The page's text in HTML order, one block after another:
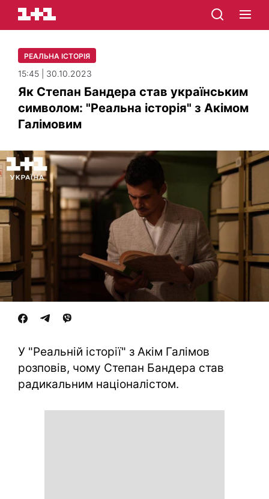
РЕАЛЬНА ІСТОРІЯ
15:45 | 30.10.2023
Як Степан Бандера став українським
символом: "Реальна історія" з Акімом
Галімовим
У "Реальній історії" з Акім Галімов
розповів, чому Степан Бандера став
радикальним націоналістом.